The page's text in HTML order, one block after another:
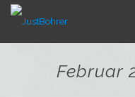
Februar